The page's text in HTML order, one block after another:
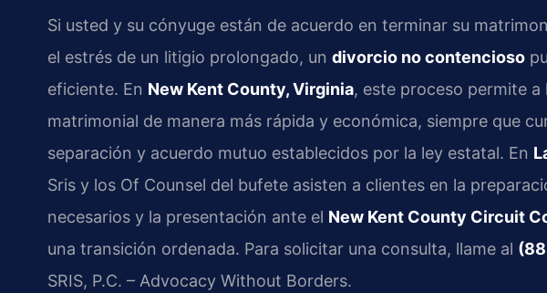
Si usted y su cónyuge están de acuerdo en terminar su
el estrés de un litigio prolongado, un divorcio no contencioso
eficiente. En New Kent County, Virginia, este proceso permite a
matrimonial de manera más rápida y económica, siempre que
separación y acuerdo mutuo establecidos por la ley estatal. En
Sris y los Of Counsel del bufete asisten a clientes en la
necesarios y la presentación ante el New Kent County Circuit
una transición ordenada. Para solicitar una consulta, llame al
SRIS, P.C. – Advocacy Without Borders.